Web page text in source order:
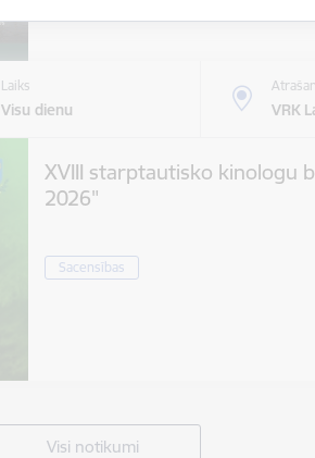
Laiks
Visu dienu VRK
XVIII starptautisko kinologu
2026"
Sacensības
Visi notikumi